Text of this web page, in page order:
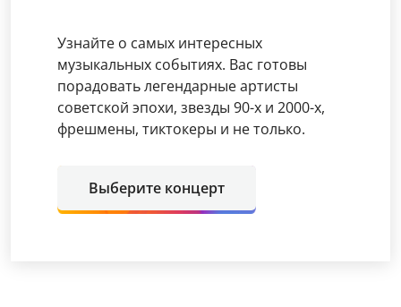
Узнайте о самых интересных
музыкальных событиях. Вас готовы
порадовать легендарные артисты
советской эпохи, звезды 90-х и 2000-х,
фрешмены, тиктокеры и не только.
Выберите концерт